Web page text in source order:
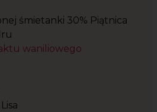
śmietanki 30% Piątnica
waniliowego